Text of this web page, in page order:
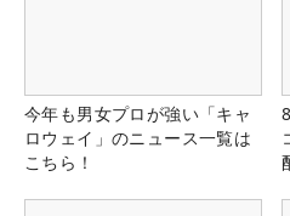
今年も男女プロが強い「キャ
ロウェイ」のニュース一覧は
こちら！